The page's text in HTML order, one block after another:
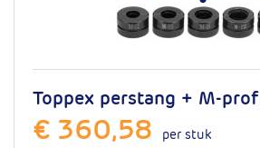
Toppex perstang + M-
€ 360,58 per stuk